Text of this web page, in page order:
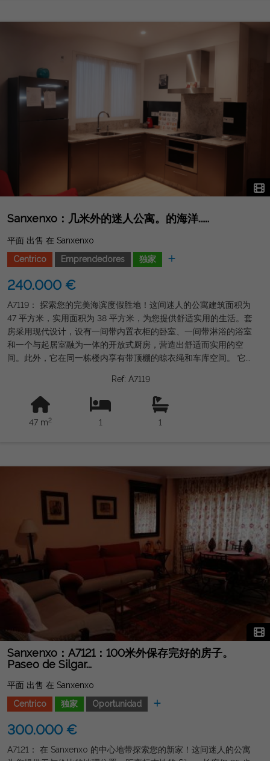
Sanxenxo：几米外的迷人公寓。的海洋......
平面 出售 在 Sanxenxo
Centrico
Emprendedores 独家
240.000 €
A7119： 探索您的完美海滨度假胜地！这间迷人的公寓建筑面积为
47 平方米，实用面积为 38 平方米，为您提供舒适实用的生活。套
房采用现代设计，设有一间带内置衣柜的卧室、一间带淋浴的浴室
和一个与起居室融为一体的开放式厨房，营造出舒适而实用的空
间。此外，它在同一栋楼内享有带顶棚的晾衣绳和车库空间。 它
的人。这间维护良好的公寓建于 2011 年，适合行动不便人士入
住，配有电暖气。位于带电梯的建筑物的二楼，朝北，这是一个不
容错过的机会。由 GORDON REAL ESTATE GROUP 销售。快来
参观它并爱上您的新家吧！
Ref: A7119
47 m2 1 1
Sanxenxo：A7121：100米外保存完好的房子。
Paseo de Silgar...
平面 出售 在 Sanxenxo
Centrico
独家 Oportunidad
300.000 €
A7121： 在 Sanxenxo 的中心地带探索您的新家！这间迷人的公寓